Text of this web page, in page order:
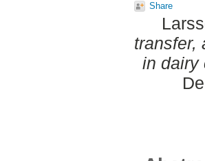
Share
transfer,
in dairy